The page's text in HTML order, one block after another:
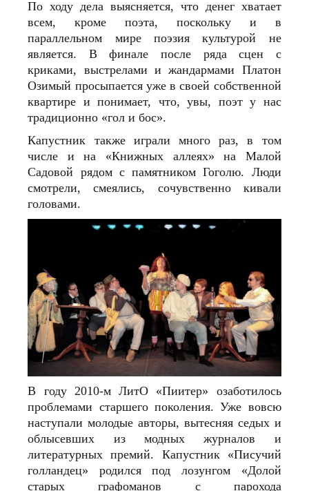
По ходу дела выясняется, что денег хватает
всем, кроме поэта, поскольку и в
параллельном мире поэзия культурой не
является. В финале после ряда сцен с
криками, выстрелами и жандармами Платон
Озимый просыпается уже в своей собственной
квартире и понимает, что, увы, поэт у нас
традиционно «гол и бос».
Капустник также играли много раз, в том
числе и на «Книжных аллеях» на Малой
Садовой рядом с памятником Гоголю. Люди
смотрели, смеялись, сочувственно кивали
головами.
В году 2010‑м ЛитО «Пиитер» озаботилось
проблемами старшего поколения. Уже вовсю
наступали молодые авторы, вытесняя седых и
облысевших из модных журналов и
литературных премий. Капустник «Писучий
голландец» родился под лозунгом «Долой
старых графоманов с парохода